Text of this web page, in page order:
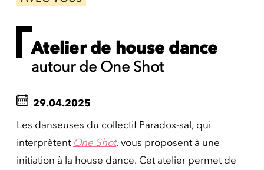
Atelier de house dance
autour de One Shot
29.04.2025
Les danseuses du collectif Paradox-sal, qui
interprètent One Shot, vous proposent à une
initiation à la house dance. Cet atelier permet de